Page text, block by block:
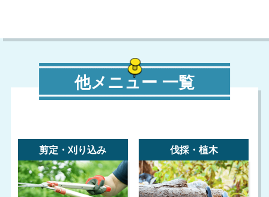
他メニュー 一覧
剪定・刈り込み 伐採・植木